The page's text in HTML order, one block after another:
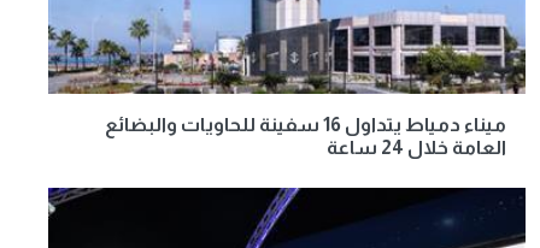
ميناء دمياط يتداول 16 سفينة للحاويات والبضائع
العامة خلال 24 ساعة